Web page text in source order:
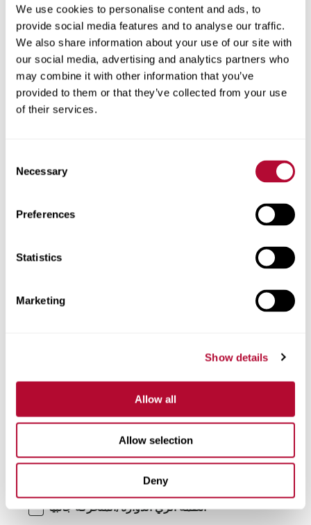
We use cookies to personalise content and ads, to
provide social media features and to analyse our traffic.
We also share information about your use of our site with
our social media, advertising and analytics partners who
may combine it with other information that you’ve
provided to them or that they’ve collected from your use
of their services.
Selection
Necessary
Preferences
Statistics
Marketing
Show details
Allow all
Allow selection
Deny
المدينة
هاتف
أنظمة الري الدوارة/المتحركة جانبياً